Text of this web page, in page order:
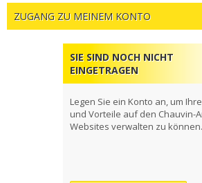
ZUGANG ZU MEINEM KONTO
SIE SIND NOCH NICHT
EINGETRAGEN
Legen Sie ein Konto an, um
und Vorteile auf den Chauvin-
Websites verwalten zu können.